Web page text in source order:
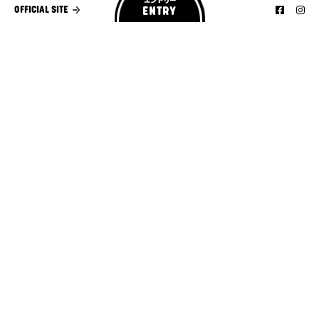
ENTRY
OFFICIAL SITE
（受付時間9:00～18:00）